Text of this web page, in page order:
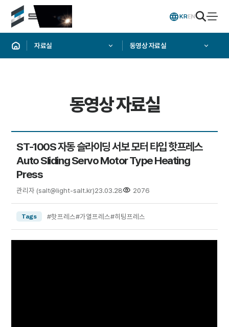
KREN
자료실 동영상 자료실
동영상 자료실
ST-100S 자동 슬라이딩 서보 모터 타입 핫프레스
Auto Sliding Servo Motor Type Heating
Press
관리자 (salt@light-salt.kr)23.03.28 2076
Tags #핫프레스#가열프레스#히팅프레스